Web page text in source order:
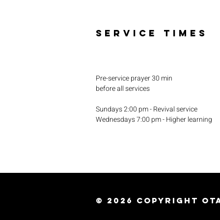
SERVICE TIMES
Pre-service prayer 30 min
before all services
Sundays 2:00 pm - Revival service
Wednesdays 7:00 pm - Higher learning
© 2026 Copyright